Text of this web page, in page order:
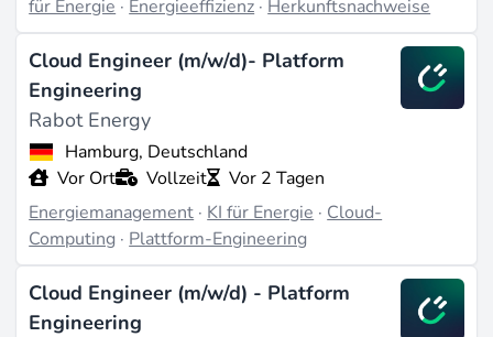
Lastportfolios. Angrenzende Spezialisierungen sind
Ingenieure fürdigitalen Zwillingbei Wind- und
Batterieanlagen.
Zuletzt aktualisiert am Jun 3, 2026 |
melden
für Energie · Energieeffizienz · Herkunftsnachweise
Cloud Engineer (m/w/d)- Platform
Engineering
Rabot Energy
Hamburg, Deutschland
Vor Ort
Vollzeit
Vor 2 Tagen
Energiemanagement · KI für Energie · Cloud-
Computing · Plattform-Engineering
Cloud Engineer (m/w/d) - Platform
Engineering